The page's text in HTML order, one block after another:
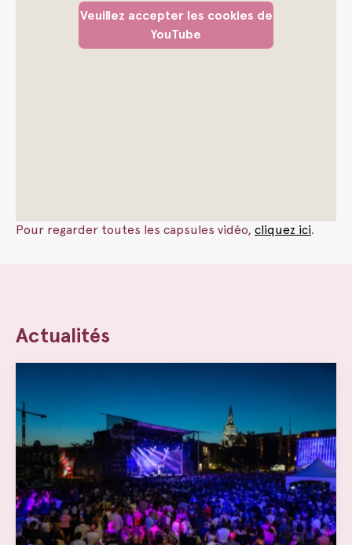
Veuillez accepter les cookies de
YouTube
Pour regarder toutes les capsules vidéo, cliquez ici.
Actualités